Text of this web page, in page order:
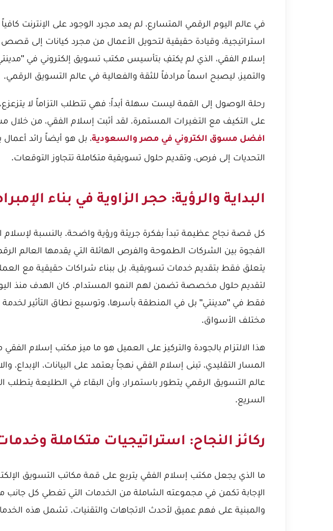
في عالم اليوم الرقمي المتسارع، لم يعد مجرد الوجود على الإنترنت كافياً
استراتيجية، وقيادة حقيقية لتحويل الأعمال من مجرد كيانات إلى
إسلام الفقي، الذي لم يكتفِ بتأسيس مكتب تسويق إلكتروني في
والتميز، ليصبح اسماً مرادفاً للثقة والفعالية في عالم التسويق الرقمي.
رحلة الوصول إلى القمة ليست سهلة أبداً؛ فهي تتطلب التزاماً لا
على التكيف مع التغيرات المستمرة. لقد أثبت إسلام الفقي، من خلال
افضل مسوق الكتروني في مصر والسعودية، بل هو أيضاً رائد
التحديات إلى فرص، وتقديم حلول تسويقية متكاملة تتجاوز التوقعات.
البداية والرؤية: حجر الزاوية في بناء
كل قصة نجاح عظيمة تبدأ بفكرة جريئة ورؤية واضحة. بالنسبة لإسلام
الفجوة بين الشركات الطموحة والفرص الهائلة التي يقدمها العالم
يتعلق فقط بتقديم خدمات تسويقية، بل ببناء شراكات حقيقية مع
لتقديم حلول مخصصة تضمن لهم النمو المستدام. كان الهدف منذ
فقط في "مدينتي" بل في المنطقة بأسرها، وتوسيع نطاق التأثير
مختلف الأسواق.
هذا الالتزام بالجودة والتركيز على العميل هو ما ميز مكتب إسلام الفقي
المسار التقليدي، تبنى إسلام الفقي نهجاً يعتمد على البيانات، الإبداع،
عالم التسويق الرقمي يتطور باستمرار، وأن البقاء في الطليعة يتطلب
السريع.
ركائز النجاح: استراتيجيات متكاملة
ما الذي يجعل مكتب إسلام الفقي يتربع على قمة مكاتب التسويق
الإجابة تكمن في مجموعته الشاملة من الخدمات التي تغطي كل جانب
والمبنية على فهم عميق لأحدث الاتجاهات والتقنيات. تشمل هذه